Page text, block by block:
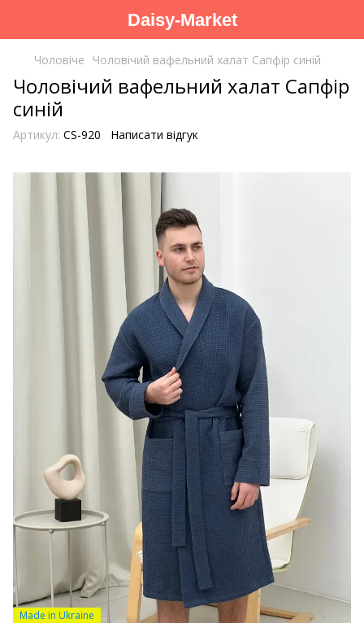
Daisy-Market
Чоловіче Чоловічий вафельний халат Сапфір синій
Чоловічий вафельний халат Сапфір
синій
Артикул: CS-920 Написати відгук
Made in Ukraine